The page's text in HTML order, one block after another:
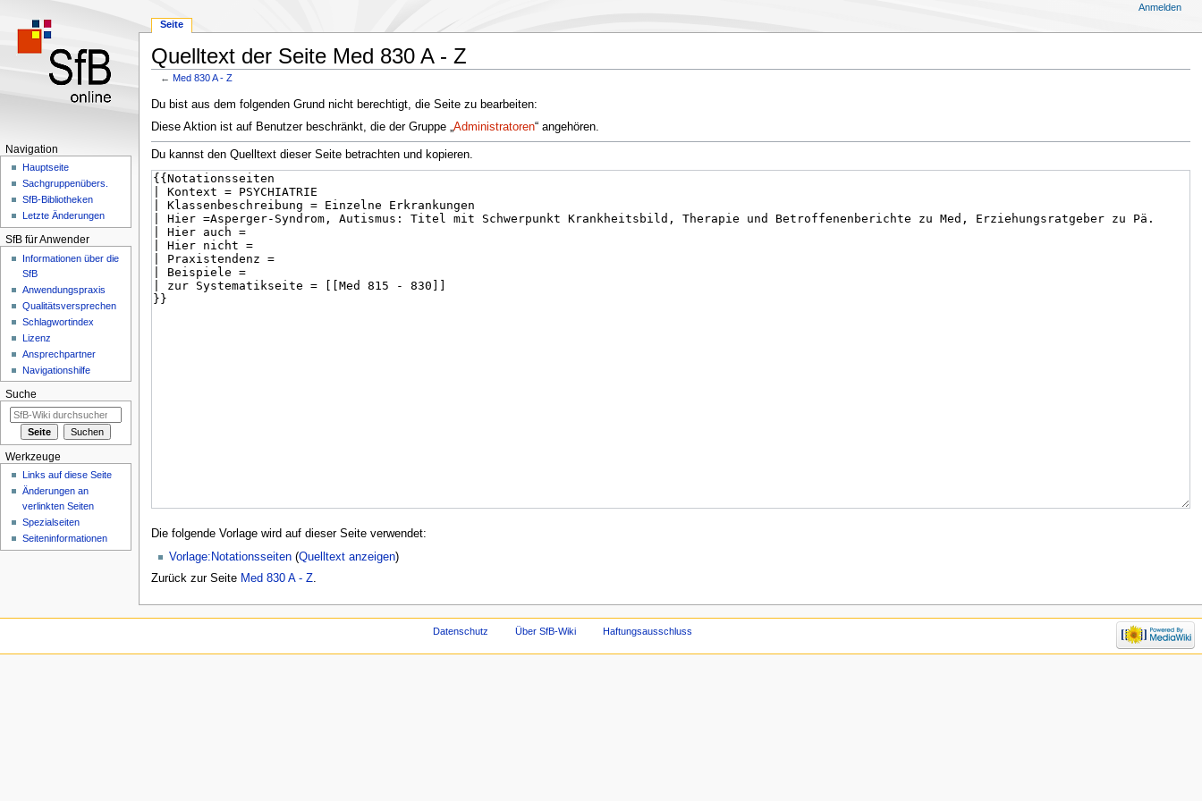
Quelltext der Seite Med 830 A - Z
←Med 830 A - Z
Zur
Navigation
Zur
Suche
Du bist aus dem folgenden Grund nicht berechtigt, die Seite zu bearbeiten:
Diese Aktion ist auf Benutzer beschränkt, die der Gruppe „Administratoren“ angehören.
Du kannst den Quelltext dieser Seite betrachten und kopieren.
Die folgende Vorlage wird auf dieser Seite verwendet:
Vorlage:Notationsseiten(Quelltext anzeigen)
Zurück zur Seite Med 830 A - Z.
Seite
Anmelden
Navigation
Hauptseite
Sachgruppenübers.
SfB-Bibliotheken
Letzte Änderungen
SfB für Anwender
Informationen über die
SfB
Anwendungspraxis
Qualitätsversprechen
Schlagwortindex
Lizenz
Ansprechpartner
Navigationshilfe
Suche
Werkzeuge
Links auf diese Seite
Änderungen an
verlinkten Seiten
Spezialseiten
Seiten­informationen
Datenschutz Über SfB-Wiki Haftungsausschluss